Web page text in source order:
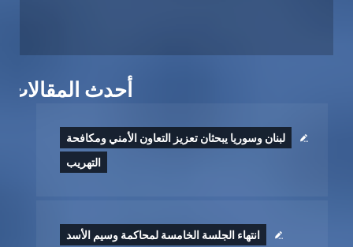
أحدث المقالات
لبنان وسوريا يبحثان تعزيز التعاون الأمني ومكافحة
التهريب
انتهاء الجلسة الخامسة لمحاكمة وسيم الأسد